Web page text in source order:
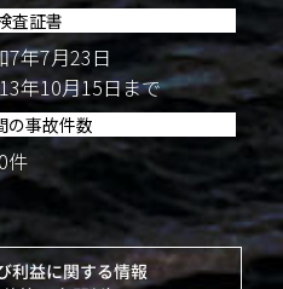
査証書
7年7月23日
年10月15日まで
の事故件数
0件